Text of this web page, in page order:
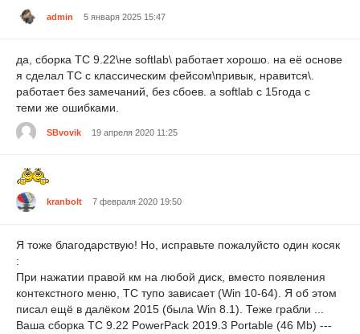
admin 5 января 2025 15:47
да, сборка TC 9.22\не softlab\ работает хорошо. на её основе
я сделал ТС с классическим фейсом\привык, нравится\.
работает без замечаний, без сбоев. а softlab с 15года с
теми же ошибками.
SBvovik 19 апреля 2020 11:25
kranbolt 7 февраля 2020 19:50
Я тоже благодарствую! Но, исправьте пожалуйсто один косяк
:
При нажатии правой км на любой диск, вместо появления
контекстного меню, ТС тупо зависает (Win 10-64). Я об этом
писал ещё в далёком 2015 (была Win 8.1). Теже грабли ...
Ваша сборка TC 9.22 PowerPack 2019.3 Portable (46 Mb) ---